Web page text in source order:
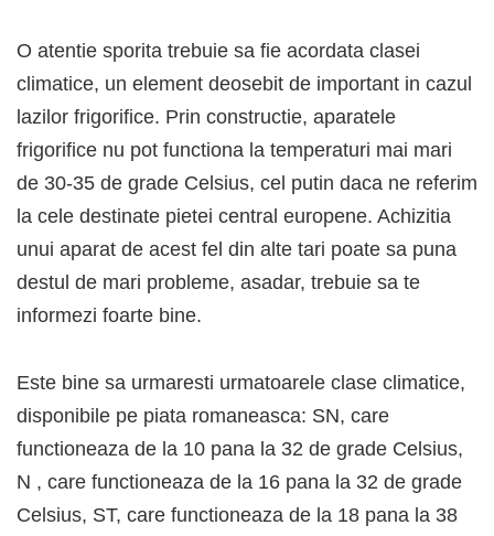
O atentie sporita trebuie sa fie acordata clasei
climatice, un element deosebit de important in cazul
lazilor frigorifice. Prin constructie, aparatele
frigorifice nu pot functiona la temperaturi mai mari
de 30-35 de grade Celsius, cel putin daca ne referim
la cele destinate pietei central europene. Achizitia
unui aparat de acest fel din alte tari poate sa puna
destul de mari probleme, asadar, trebuie sa te
informezi foarte bine.
Este bine sa urmaresti urmatoarele clase climatice,
disponibile pe piata romaneasca: SN, care
functioneaza de la 10 pana la 32 de grade Celsius,
N , care functioneaza de la 16 pana la 32 de grade
Celsius, ST, care functioneaza de la 18 pana la 38